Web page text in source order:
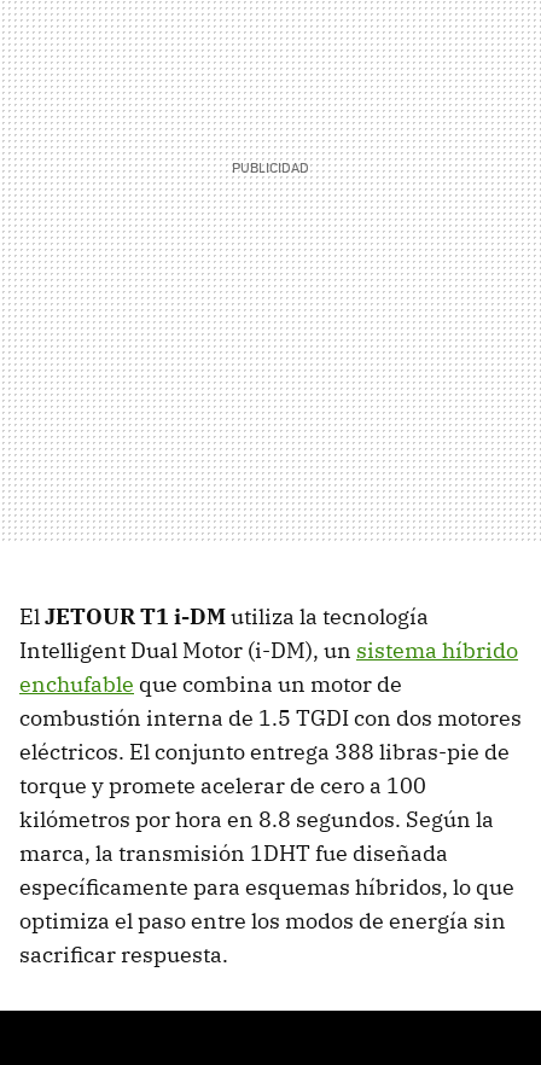
ElJETOUR T1 i-DMutiliza la tecnología
Intelligent Dual Motor (i-DM), un sistema híbrido
enchufable que combina un motor de
combustión interna de 1.5 TGDI con dos motores
eléctricos. El conjunto entrega 388 libras-pie de
torque y promete acelerar de cero a 100
kilómetros por hora en 8.8 segundos. Según la
marca, la transmisión 1DHT fue diseñada
específicamente para esquemas híbridos, lo que
optimiza el paso entre los modos de energía sin
sacrificar respuesta.